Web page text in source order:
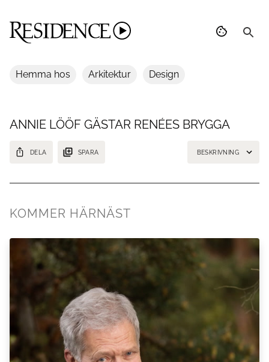
Hemma hos Arkitektur Design
ANNIE LÖÖF GÄSTAR RENÉES BRYGGA
DELA SPARA BESKRIVNING
KOMMER HÄRNÄST